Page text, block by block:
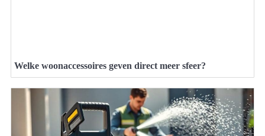
Welke woonaccessoires geven direct meer sfeer?